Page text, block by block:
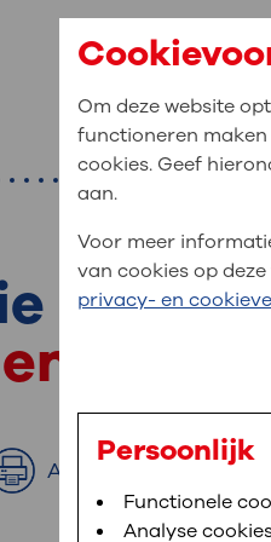
bent u
Bloedafname,MijnOLVG,
medische
In MijnOLVG
het u uitkomt. OLVG
Afdrukken
Om deze website
functioneren
cookies. Geef
aan.
Voor meer
van cookies op
privacy- en
Persoonlijk
Functionele
Analyse